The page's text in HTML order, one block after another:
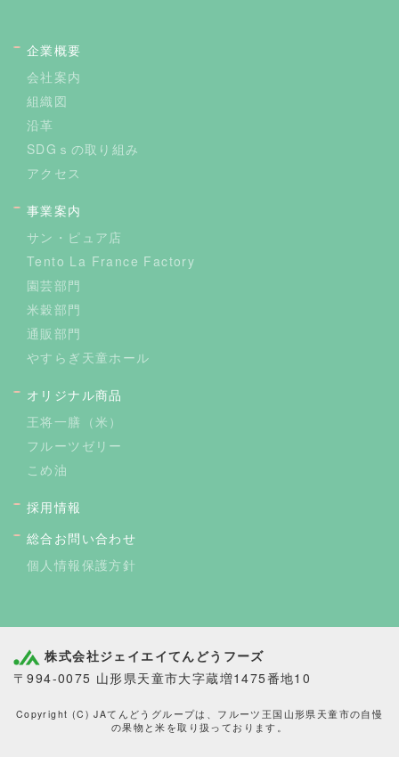
企業概要
会社案内
組織図
沿革
SDGｓの取り組み
アクセス
事業案内
サン・ピュア店
Tento La France Factory
園芸部門
米穀部門
通販部門
やすらぎ天童ホール
オリジナル商品
王将一膳（米）
フルーツゼリー
こめ油
採用情報
総合お問い合わせ
個人情報保護方針
株式会社ジェイエイてんどうフーズ
〒994-0075 山形県天童市大字蔵増1475番地10
Copyright (C) JAてんどうグループは、フルーツ王国山形県天童市の自慢
の果物と米を取り扱っております。